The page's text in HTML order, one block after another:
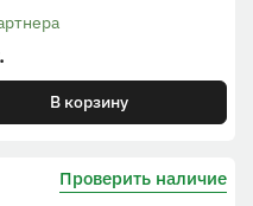
В корзину
Проверить наличие